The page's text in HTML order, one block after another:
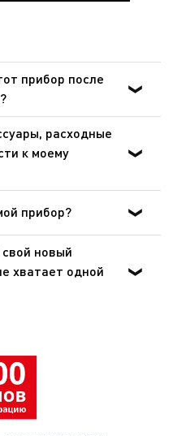
прибор после
материалы, которые
переработке.
сбора отходов.
расходные
к моему
«Аксессуары» веб-
вам нужно для вашего
прибор?
в разделе
новый
хватает одной